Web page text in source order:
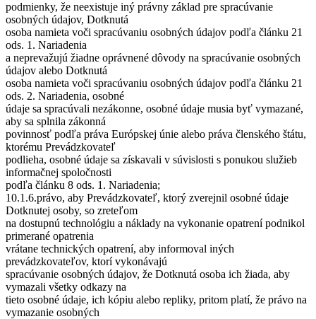
podmienky, že neexistuje iný právny základ pre spracúvanie
osobných údajov, Dotknutá
osoba namieta voči spracúvaniu osobných údajov podľa článku 21
ods. 1. Nariadenia
a neprevažujú žiadne oprávnené dôvody na spracúvanie osobných
údajov alebo Dotknutá
osoba namieta voči spracúvaniu osobných údajov podľa článku 21
ods. 2. Nariadenia, osobné
údaje sa spracúvali nezákonne, osobné údaje musia byť vymazané,
aby sa splnila zákonná
povinnosť podľa práva Európskej únie alebo práva členského štátu,
ktorému Prevádzkovateľ
podlieha, osobné údaje sa získavali v súvislosti s ponukou služieb
informačnej spoločnosti
podľa článku 8 ods. 1. Nariadenia;
10.1.6.právo, aby Prevádzkovateľ, ktorý zverejnil osobné údaje
Dotknutej osoby, so zreteľom
na dostupnú technológiu a náklady na vykonanie opatrení podnikol
primerané opatrenia
vrátane technických opatrení, aby informoval iných
prevádzkovateľov, ktorí vykonávajú
spracúvanie osobných údajov, že Dotknutá osoba ich žiada, aby
vymazali všetky odkazy na
tieto osobné údaje, ich kópiu alebo repliky, pritom platí, že právo na
vymazanie osobných